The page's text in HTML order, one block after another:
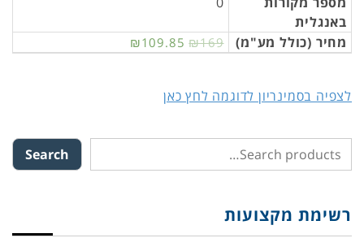
באנגלית
מחיר (כולל מע"מ) ₪109.85 ₪169
לצפיה בסמינריון לדוגמה לחץ כאן
Search
רשימת מקצועות